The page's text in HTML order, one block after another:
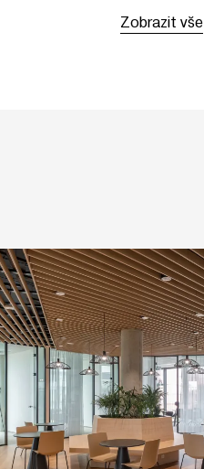
Zobrazit vše